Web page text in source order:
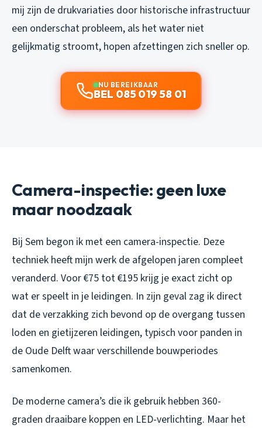
mij zijn de drukvariaties door historische infrastructuur
een onderschat probleem, als het water niet
gelijkmatig stroomt, hopen afzettingen zich sneller op.
NU BEREIKBAAR
BEL 085 019 58 01
Camera-inspectie: geen luxe
maar noodzaak
Bij Sem begon ik met een camera-inspectie. Deze
techniek heeft mijn werk de afgelopen jaren compleet
veranderd. Voor €75 tot €195 krijg je exact zicht op
wat er speelt in je leidingen. In zijn geval zag ik direct
dat de verzakking zich bevond op de overgang tussen
loden en gietijzeren leidingen, typisch voor panden in
de Oude Delft waar verschillende bouwperiodes
samenkomen.
De moderne camera’s die ik gebruik hebben 360-
graden draaibare koppen en LED-verlichting. Maar het